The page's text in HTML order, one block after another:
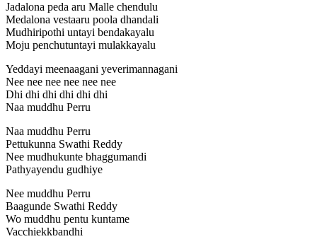
Jadalona peda aru Malle chendulu
Medalona vestaaru poola dhandali
Mudhiripothi untayi bendakayalu
Moju penchutuntayi mulakkayalu
Yeddayi meenaagani yeverimannagani
Nee nee nee nee nee nee
Dhi dhi dhi dhi dhi dhi
Naa muddhu Perru
Naa muddhu Perru
Pettukunna Swathi Reddy
Nee mudhukunte bhaggumandi
Pathyayendu gudhiye
Nee muddhu Perru
Baagunde Swathi Reddy
Wo muddhu pentu kuntame
Vacchiekkbandhi